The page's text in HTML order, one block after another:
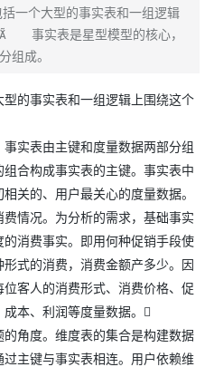
一个大型的事实表和一组逻辑
 事实表是星型模型的核心，
组成。
的事实表和一组逻辑上围绕这个
实表由主键和度量数据两部分组
合构成事实表的主键。事实表中
关的、用户最关心的度量数据。
情况。为分析的需求，基础事实
消费事实。即用何种促销手段使
式的消费，消费金额产多少。因
客人的消费形式、消费价格、促
本、利润等度量数据。
角度。维度表的集合是构建数据
主键与事实表相连。用户依赖维